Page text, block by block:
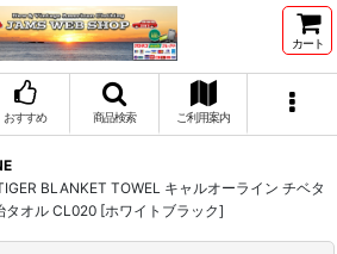
カート
おすすめ 商品検索 ご利用案内
BLANKET TOWEL キャルオーライン チベタ
タオル CL020 [ホワイトブラック]